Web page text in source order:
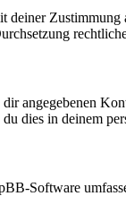
angegebenen
dies in deinem
Software